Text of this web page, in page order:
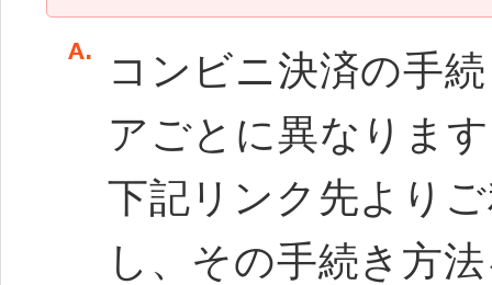
コンビニ決済の手
アごとに異なりま
下記リンク先より
し、その手続き方